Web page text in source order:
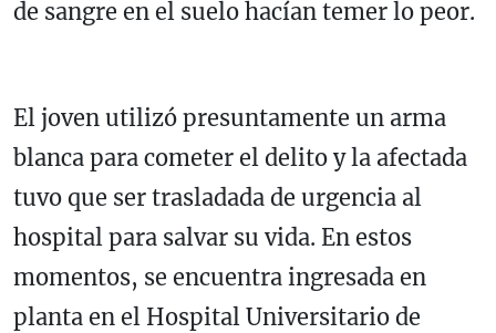
de sangre en el suelo hacían temer lo peor.
El joven utilizó presuntamente un arma
blanca para cometer el delito y la afectada
tuvo que ser trasladada de urgencia al
hospital para salvar su vida. En estos
momentos, se encuentra ingresada en
planta en el Hospital Universitario de